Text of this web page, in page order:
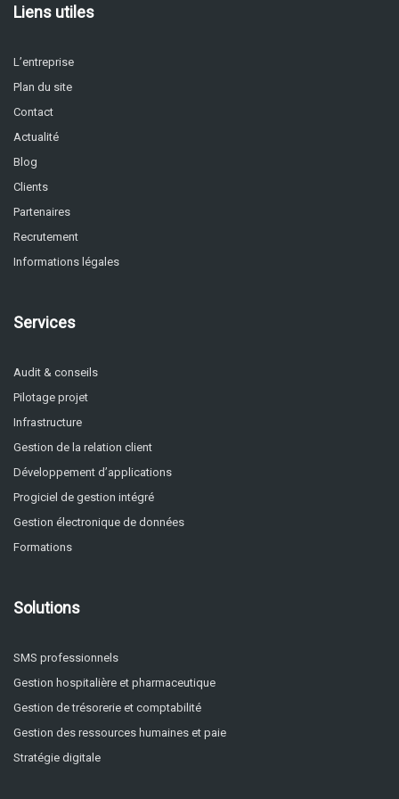
Liens utiles
L’entreprise
Plan du site
Contact
Actualité
Blog
Clients
Partenaires
Recrutement
Informations légales
Services
Audit & conseils
Pilotage projet
Infrastructure
Gestion de la relation client
Développement d’applications
Progiciel de gestion intégré
Gestion électronique de données
Formations
Solutions
SMS professionnels
Gestion hospitalière et pharmaceutique
Gestion de trésorerie et comptabilité
Gestion des ressources humaines et paie
Stratégie digitale